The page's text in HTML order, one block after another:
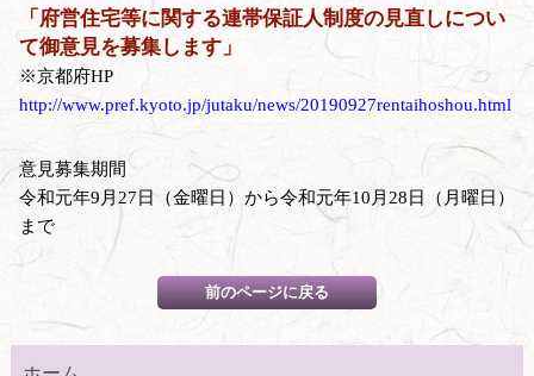
「府営住宅等に関する連帯保証人制度の見直しについ
て御意見を募集します」
※京都府HP
http://www.pref.kyoto.jp/jutaku/news/20190927rentaihoshou.html
意見募集期間
令和元年9月27日（金曜日）から令和元年10月28日（月曜日）
まで